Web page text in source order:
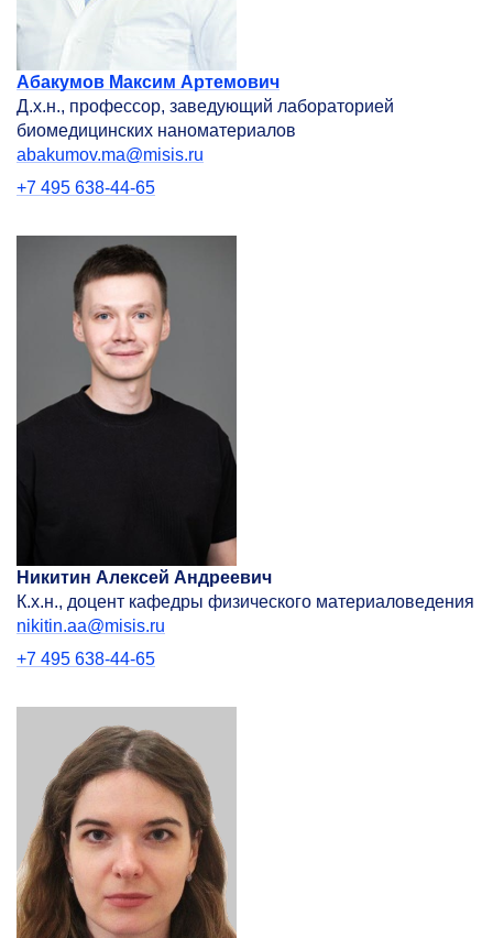
Абакумов Максим Артемович
Д.х.н., профессор, заведующий лабораторией
биомедицинских наноматериалов
abakumov.ma@misis.ru
+7 495 638-44-65
Никитин Алексей Андреевич
К.х.н., доцент кафедры физического материало­ведения
nikitin.aa@misis.ru
+7 495 638-44-65